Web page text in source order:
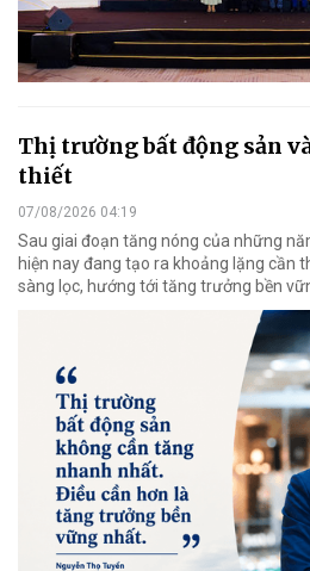
Thị trường bất động sản
thiết
07/08/2026 04:19
Sau giai đoạn tăng nóng của những
hiện nay đang tạo ra khoảng lặng cần
sàng lọc, hướng tới tăng trưởng bền